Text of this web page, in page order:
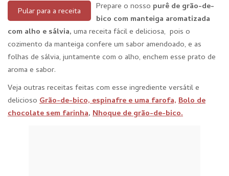
Pular para a receita Prepare o nosso purê de grão-de-
bico com manteiga aromatizada
com alho e sálvia, uma receita fácil e deliciosa, pois o
cozimento da manteiga confere um sabor amendoado, e as
folhas de sálvia, juntamente com o alho, enchem esse prato de
aroma e sabor.
Veja outras receitas feitas com esse ingrediente versátil e
delicioso Grão-de-bico, espinafre e uma farofa, Bolo de
chocolate sem farinha, Nhoque de grão-de-bico.